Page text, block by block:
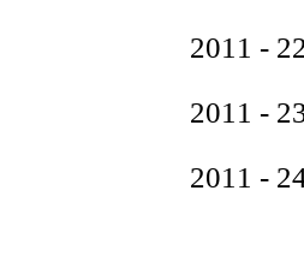
2011 -
2011 -
2011 -